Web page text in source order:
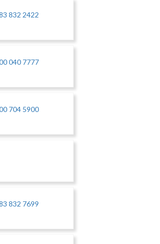
832 2422
040 7777
704 5900
832 7699